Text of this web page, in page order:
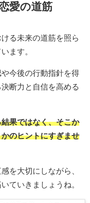
愛の道筋
る未来の道筋を照ら
ます。
今後の行動指針を得
断力と自信を高める
果ではなく、そこか
のヒントにすぎませ
を大切にしながら、
ていきましょうね。